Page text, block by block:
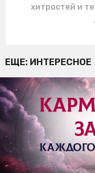
хитростей и
ЕЩЕ: ИНТЕРЕСНОЕ